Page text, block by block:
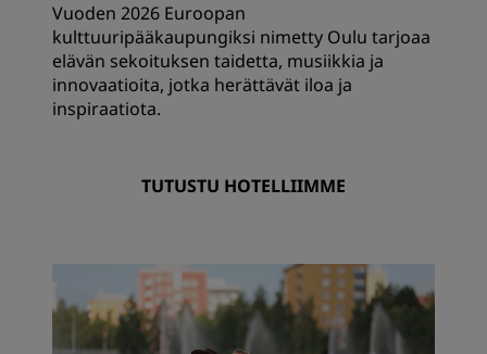
Vuoden 2026 Euroopan
kulttuuripääkaupungiksi nimetty Oulu tarjoaa
elävän sekoituksen taidetta, musiikkia ja
innovaatioita, jotka herättävät iloa ja
inspiraatiota.
TUTUSTU HOTELLIIMME